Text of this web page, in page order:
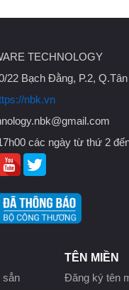
TECHNOLOGY
22 Bạch Đằng, P.2,
nbk.vn
các ngày từ thứ 2
sẳn
TÊN MIỀN
Đăng ký tên